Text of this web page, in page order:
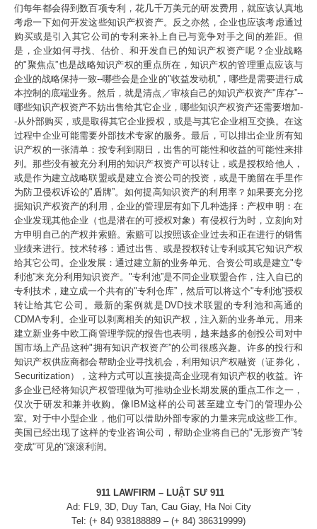
们每年都会得到数百项专利，花几千万美元的研发费用，就应该认真地
考虑一下如何开发这些知识产权资产。反之亦然，企业也应该考虑通过
购买或是引入其它公司的专利来补上自已与竞争对手之间的差距。但
是，企业如何寻找、估价、和开发自已的知识产权资产呢？企业战略
的"聚焦点”也是战略知识产权的重点所在，知识产权的管理重点应该与
企业的战略保持一致--哪些会是企业的"收益发动机”，哪些是需要进行成
本控制的底端业务。然后，就是清点／审核自己的知识产权资产"库存”--
哪些知识产权资产不妨出售给其它企业，哪些知识产权资产还需要增加-
-从外部购买，或是取得其它企业授权，或是与其它企业相互交换。在这
过程中企业可能需要外部技术专家的服务。最后，可以排出企业所有知
识产权的一张清单：按专利到期日，出售的可能性和收益的可能性来排
列。那些没有被充分利用的知识产权资产可以转让，或是授权给他人，
或是作为建立战略联盟或是建立合资公司的投资，或是干脆留在手里作
为防卫侵权诉讼的"盾牌”。如何提高知识资产的利用率？如果要充分挖
掘知识产权资产的利用，企业的管理层有如下几种选择：产权申明：在
企业发现其他企业（也是潜在的可授权对象）有侵权行为时，立刻向对
方申明自己的产权并索赔。索赔可以按照该企业过去和正在进行的销售
业绩来进行。技术转移：通过出售、或是授权转让专利或其它知识产权
给其它公司。企业发展：通过建立新的业务单元、合资公司或是建立"专
利池”来充分利用知识资产。"专利池”是不同企业联盟合作，注入自已的
专利技术，建立成一个共有的"专利仓库”，然后可以将这个"专利池”授权
转让给其它公司。最新的案例就是DVD技术联盟的专利池和高通的
CDMA专利。企业可以剥离相关的知识产权，注入新的业务单元。用来
建立新业务中欧工商管理学院的报告也表明，越来越多的创投公司对中
国市场上产品这种"拥有知识产权资产”的公司很感兴趣。许多的投行和
知识产权供应商都会帮助企业寻找机会，利用知识产权融资（证券化，
Securitization），这种方式可以直接提高企业现有知识产权的收益。许
多企业已经将知识产权管理做为可推动企业长期发展的重点工作之一，
仅次于研发和兼并收购。像IBM这样的公司甚至建立专门的管理办公
室。对于中小型企业，他们可以借助外部专家的力量来完成这些工作。
美国已经出现了这样的专业咨询公司，帮助企业将自已的"无形资产”转
变成"可见的”滚滚利润。
911 LAWFIRM – LUẬT SƯ 911
Ad: FL9, 3D, Duy Tan, Cau Giay, Ha Noi City
Tel: (+ 84) 938188889 – (+ 84) 386319999)